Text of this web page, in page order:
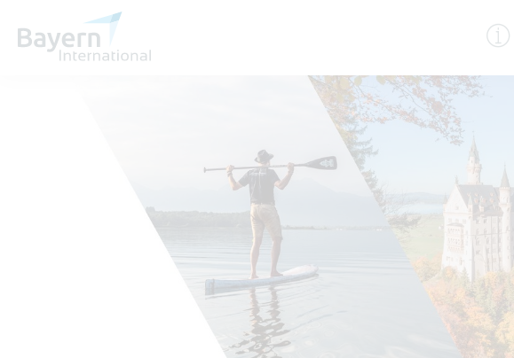
Partner & Wirtschaftsrepräsentanzen
Publikationen
Termine &
30 Jahre
Newsroom
Newsletter